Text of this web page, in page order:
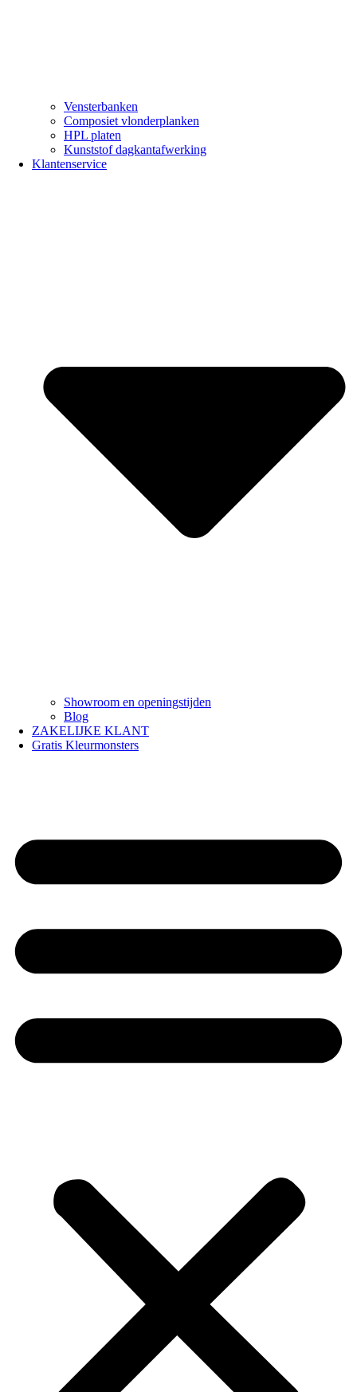
Vensterbanken
Composiet vlonderplanken
HPL platen
Kunststof dagkantafwerking
Klantenservice
Showroom en openingstijden
Blog
ZAKELIJKE KLANT
Gratis Kleurmonsters